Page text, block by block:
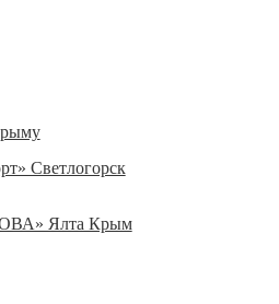
Светлогорск
Ялта Крым